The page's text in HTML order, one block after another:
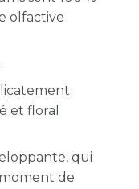
olfactive
et floral
qui
de